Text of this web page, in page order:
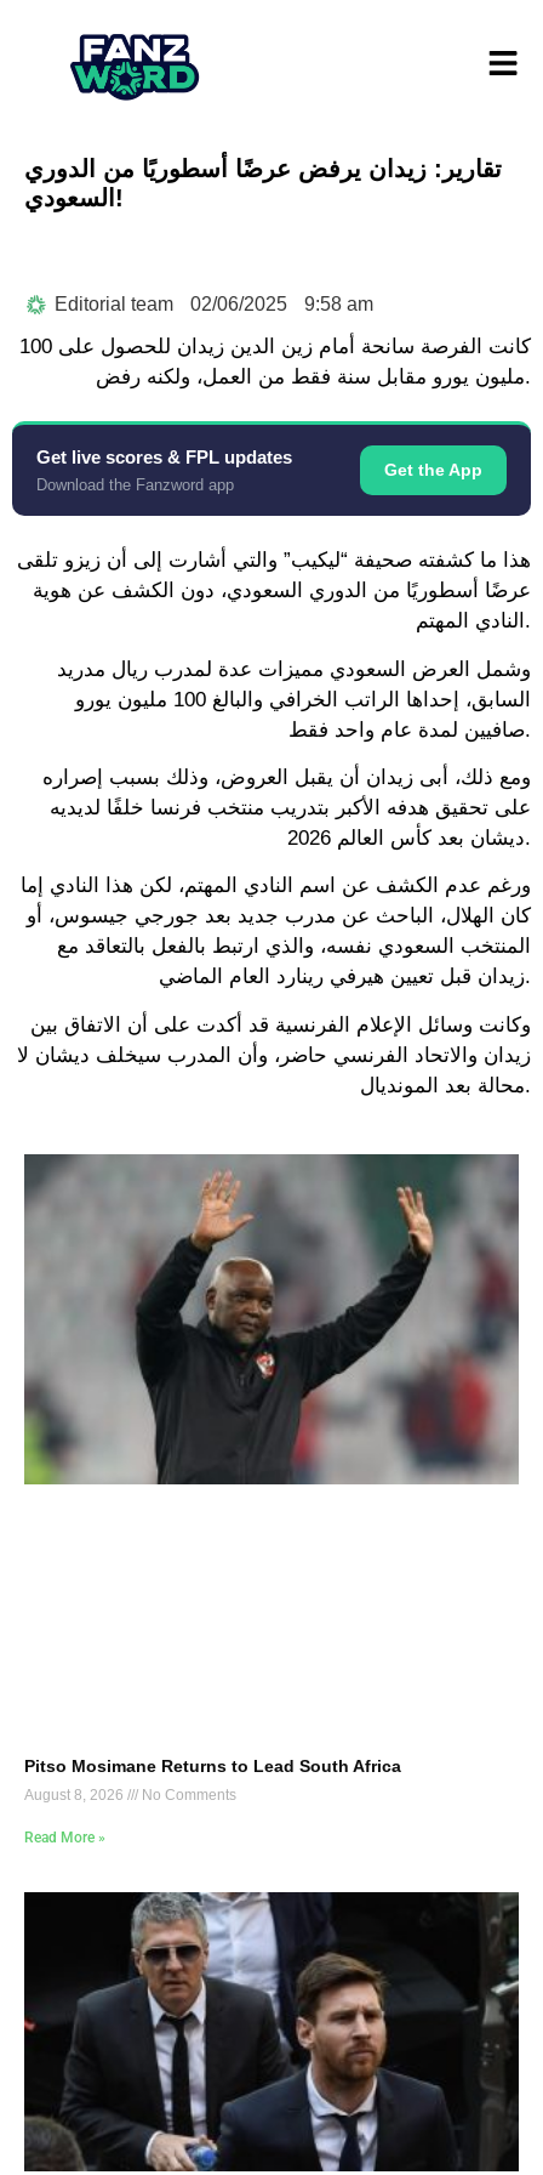
تقارير: زيدان يرفض عرضًا أسطوريًا من الدوري
السعودي!
Editorial team 02/06/2025 9:58 am
كانت الفرصة سانحة أمام زين الدين زيدان للحصول على 100
مليون يورو مقابل سنة فقط من العمل، ولكنه رفض.
Get live scores & FPL updates
Download the Fanzword app
Get the App
هذا ما كشفته صحيفة “ليكيب” والتي أشارت إلى أن زيزو تلقى
عرضًا أسطوريًا من الدوري السعودي، دون الكشف عن هوية
النادي المهتم.
وشمل العرض السعودي مميزات عدة لمدرب ريال مدريد
السابق، إحداها الراتب الخرافي والبالغ 100 مليون يورو
صافيين لمدة عام واحد فقط.
ومع ذلك، أبى زيدان أن يقبل العروض، وذلك بسبب إصراره
على تحقيق هدفه الأكبر بتدريب منتخب فرنسا خلفًا لديديه
ديشان بعد كأس العالم 2026.
ورغم عدم الكشف عن اسم النادي المهتم، لكن هذا النادي إما
كان الهلال، الباحث عن مدرب جديد بعد جورجي جيسوس، أو
المنتخب السعودي نفسه، والذي ارتبط بالفعل بالتعاقد مع
زيدان قبل تعيين هيرفي رينارد العام الماضي.
وكانت وسائل الإعلام الفرنسية قد أكدت على أن الاتفاق بين
زيدان والاتحاد الفرنسي حاضر، وأن المدرب سيخلف ديشان لا
محالة بعد المونديال.
Pitso Mosimane Returns to Lead South Africa
August 8, 2026 No Comments
Read More »